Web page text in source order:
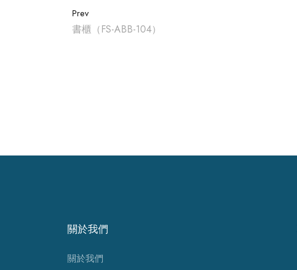
Prev
書櫃（FS-ABB-104）
關於我們
關於我們